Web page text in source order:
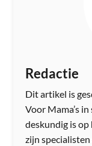
Redactie
Dit artikel is
Voor Mama’s
deskundig is
zijn